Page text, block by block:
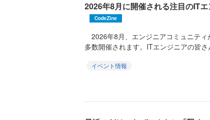
2026年8月に開催される注目のIT
CodeZine
2026年8月、エンジニアコミュニテ
多数開催されます。ITエンジニアの皆
イベント情報